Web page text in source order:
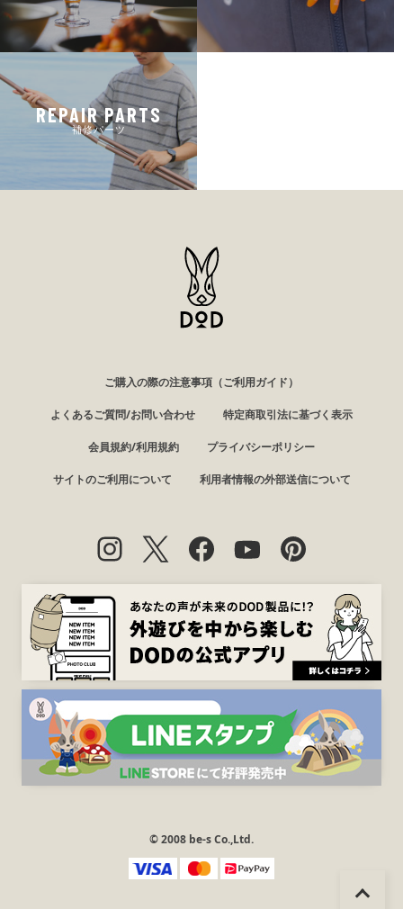
REPAIR PARTS
補修パーツ
ご購入の際の注意事項（ご利用ガイド）
よくあるご質問/お問い合わせ 特定商取引法に基づく表示
会員規約/利用規約 プライバシーポリシー
サイトのご利用について 利用者情報の外部送信について
© 2008 be-s Co.,Ltd.